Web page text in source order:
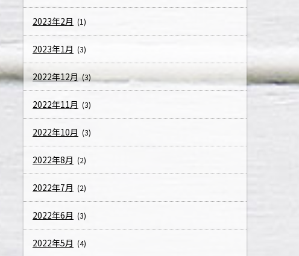
2023年2月 (1)
2023年1月 (3)
2022年12月 (3)
2022年11月 (3)
2022年10月 (3)
2022年8月 (2)
2022年7月 (2)
2022年6月 (3)
2022年5月 (4)